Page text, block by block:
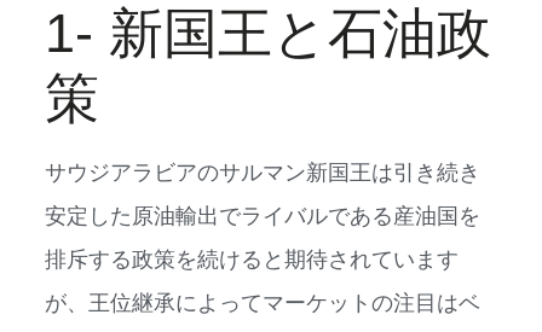
1- 新国王と石油政
策
サウジアラビアのサルマン新国王は引き続き
安定した原油輸出でライバルである産油国を
排斥する政策を続けると期待されています
が、王位継承によってマーケットの注目はベ